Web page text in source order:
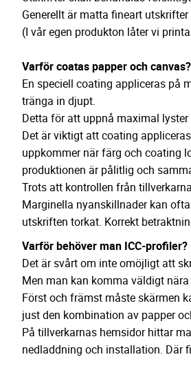
Generellt är matta fineart
(I vår egen produkton låter vi
Varför coatas papper och canvas?
En speciell coating appliceras på
tränga in djupt.
Detta för att uppnå maximal
Det är viktigt att coating
uppkommer när färg och coating
produktionen är pålitlig och
Trots att kontrollen från
Marginella nyanskillnader kan
utskriften torkat. Korrekt
Varför behöver man ICC-profiler?
Det är svårt om inte omöjligt att
Men man kan komma väldigt
Först och främst måste skärmen
just den kombination av papper
På tillverkarnas hemsidor hittar
nedladdning och installation. Där